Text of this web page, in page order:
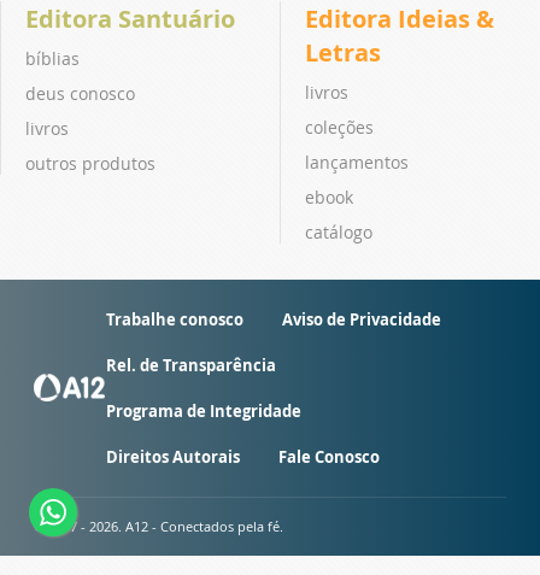
Editora Santuário
bíblias
deus conosco
livros
outros produtos
Editora Ideias &
Letras
livros
coleções
lançamentos
ebook
catálogo
Trabalhe conosco Aviso de Privacidade
Rel. de Transparência
Programa de Integridade
Direitos Autorais Fale Conosco
© 2007 - 2026. A12 - Conectados pela fé.